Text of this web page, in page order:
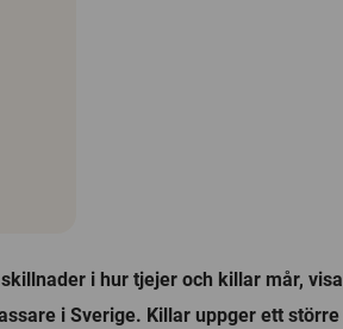
i hur tjejer och killar mår,
i Sverige. Killar uppger ett